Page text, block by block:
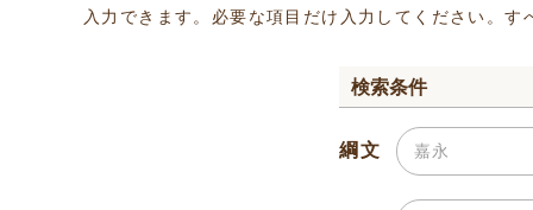
入力できます。必要な項目だけ入力してください。
検索条件
綱文